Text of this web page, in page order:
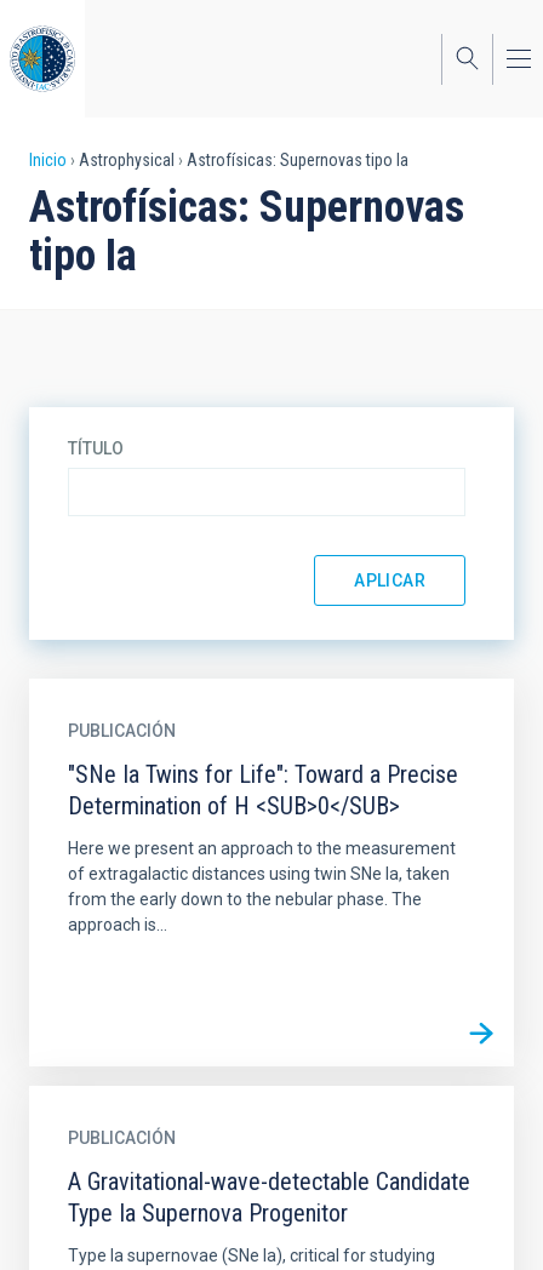
al
contenido
principal
Sobrescribir
enlaces
de
Inicio Astrophysical Astrofísicas: Supernovas tipo Ia
Astrofísicas: Supernovas
tipo Ia
TÍTULO
PUBLICACIÓN
"SNe Ia Twins for Life": Toward a Precise
Determination of H <SUB>0</SUB>
Here we present an approach to the measurement
of extragalactic distances using twin SNe Ia, taken
from the early down to the nebular phase. The
approach is...
PUBLICACIÓN
A Gravitational-wave-detectable Candidate
Type Ia Supernova Progenitor
Type Ia supernovae (SNe Ia), critical for studying